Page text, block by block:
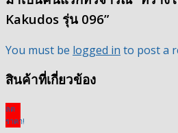
Kakudos รุ่น 096”
You must be logged in to post a
สินค้าที่เกี่ยวข้อง
ลด
ราคา!